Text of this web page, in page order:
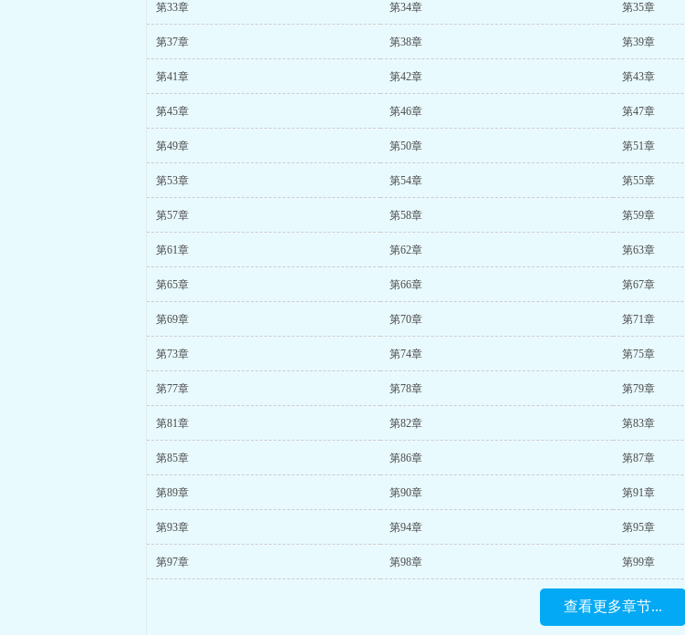
第33章 第34章 第35章
第37章 第38章 第39章
第41章 第42章 第43章
第45章 第46章 第47章
第49章 第50章 第51章
第53章 第54章 第55章
第57章 第58章 第59章
第61章 第62章 第63章
第65章 第66章 第67章
第69章 第70章 第71章
第73章 第74章 第75章
第77章 第78章 第79章
第81章 第82章 第83章
第85章 第86章 第87章
第89章 第90章 第91章
第93章 第94章 第95章
第97章 第98章 第99章
查看更多章节...